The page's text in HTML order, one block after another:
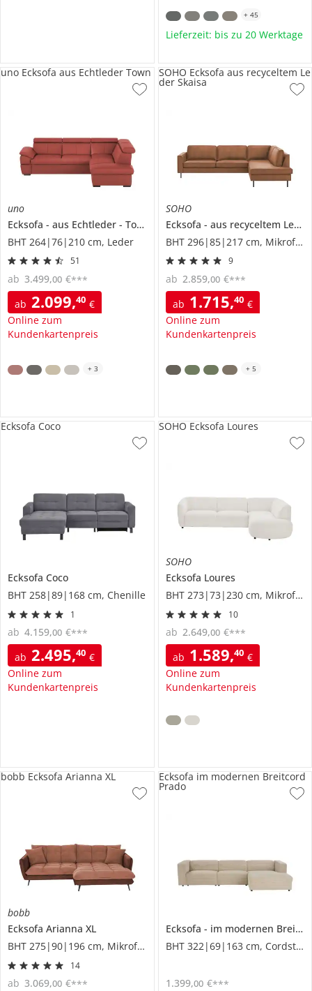
+ 45
Lieferzeit: bis zu 20 Werktage
uno
Ecksofa
aus Echtleder
Town
BHT 264|76|210 cm, Leder
51
ab 2.099,40 €
Online zum
Kundenkartenpreis
ab 3.499,00 €***
uno Ecksofa aus Echtleder Town
+ 3
SOHO
Ecksofa
aus recyceltem Leder
BHT 296|85|217 cm, Mikrofaser in Leder-Optik
9
ab 1.715,40 €
Online zum
Kundenkartenpreis
ab 2.859,00 €***
SOHO Ecksofa aus recyceltem Le
der Skaisa
+ 5
Ecksofa Coco
BHT 258|89|168 cm, Chenille
1
ab 2.495,40 €
Online zum
Kundenkartenpreis
ab 4.159,00 €***
Ecksofa Coco
SOHO
Ecksofa Loures
BHT 273|73|230 cm, Mikrofaser
10
ab 1.589,40 €
Online zum
Kundenkartenpreis
ab 2.649,00 €***
SOHO Ecksofa Loures
bobb
Ecksofa Arianna XL
BHT 275|90|196 cm, Mikrofaser
14
ab 3.069,00 €***
bobb Ecksofa Arianna XL
Ecksofa
im modernen Breitcord
BHT 322|69|163 cm, Cordstoff grob
1.399,00 €***
Ecksofa im modernen Breitcord
Prado